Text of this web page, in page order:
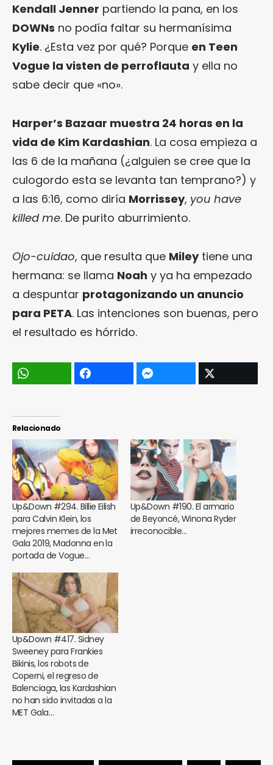
Kendall Jenner partiendo la pana, en los
DOWNs no podía faltar su hermanísima
Kylie. ¿Esta vez por qué? Porque en Teen
Vogue la visten de perroflauta y ella no
sabe decir que «no».
Harper’s Bazaar muestra 24 horas en la
vida de Kim Kardashian. La cosa empieza a
las 6 de la mañana (¿alguien se cree que la
culogordo esta se levanta tan temprano?) y
a las 6:16, como diría Morrissey, you have
killed me. De purito aburrimiento.
Ojo-cuidao, que resulta que Mileytiene una
hermana: se llama Noah y ya ha empezado
a despuntar protagonizando un anuncio
para PETA. Las intenciones son buenas, pero
el resultado es hórrido.
Relacionado
Up&Down #294. Billie Eilish
para Calvin Klein, los
mejores memes de la Met
Gala 2019, Madonna en la
portada de Vogue…
Up&Down #190. El armario
de Beyoncé, Winona Ryder
irreconocible…
Up&Down #417. Sidney
Sweeney para Frankies
Bikinis, los robots de
Coperni, el regreso de
Balenciaga, las Kardashian
no han sido invitadas a la
MET Gala…